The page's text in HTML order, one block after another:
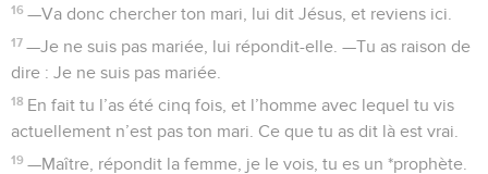
16 —Va donc chercher ton mari, lui dit Jésus, et reviens ici.
17 —Je ne suis pas mariée, lui répondit-elle. —Tu as raison de
dire : Je ne suis pas mariée.
18 En fait tu l’as été cinq fois, et l’homme avec lequel tu vis
actuellement n’est pas ton mari. Ce que tu as dit là est vrai.
19 —Maître, répondit la femme, je le vois, tu es un *prophète.